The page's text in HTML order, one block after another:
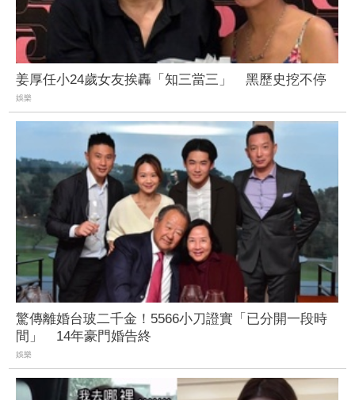
姜厚任小24歲女友挨轟「知三當三」 黑歷史挖不停
娛樂
驚傳離婚台玻二千金！5566小刀證實「已分開一段時
間」 14年豪門婚告終
娛樂